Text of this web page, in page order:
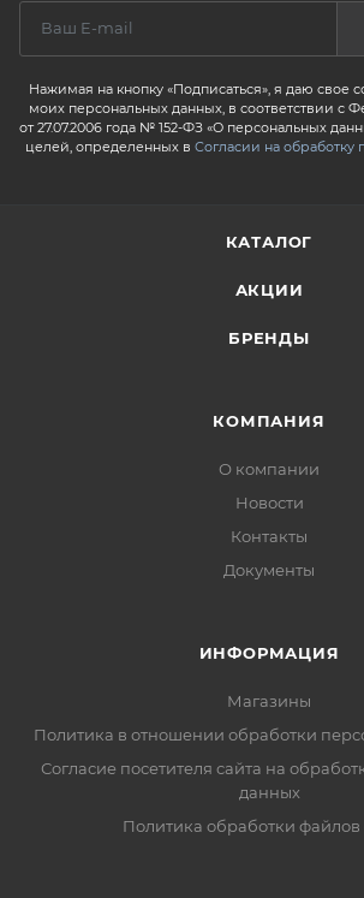
Нажимая на кнопку «Подписаться», я даю свое
моих персональных данных, в соответствии с
от 27.07.2006 года № 152-ФЗ «О персональных
целей, определенных в Согласии на обработку
КАТАЛОГ
АКЦИИ
БРЕНДЫ
КОМПАНИЯ
О компании
Новости
Контакты
Документы
ИНФОРМАЦИЯ
Магазины
Политика в отношении обработки
Согласие посетителя сайта на
данных
Политика обработки файлов